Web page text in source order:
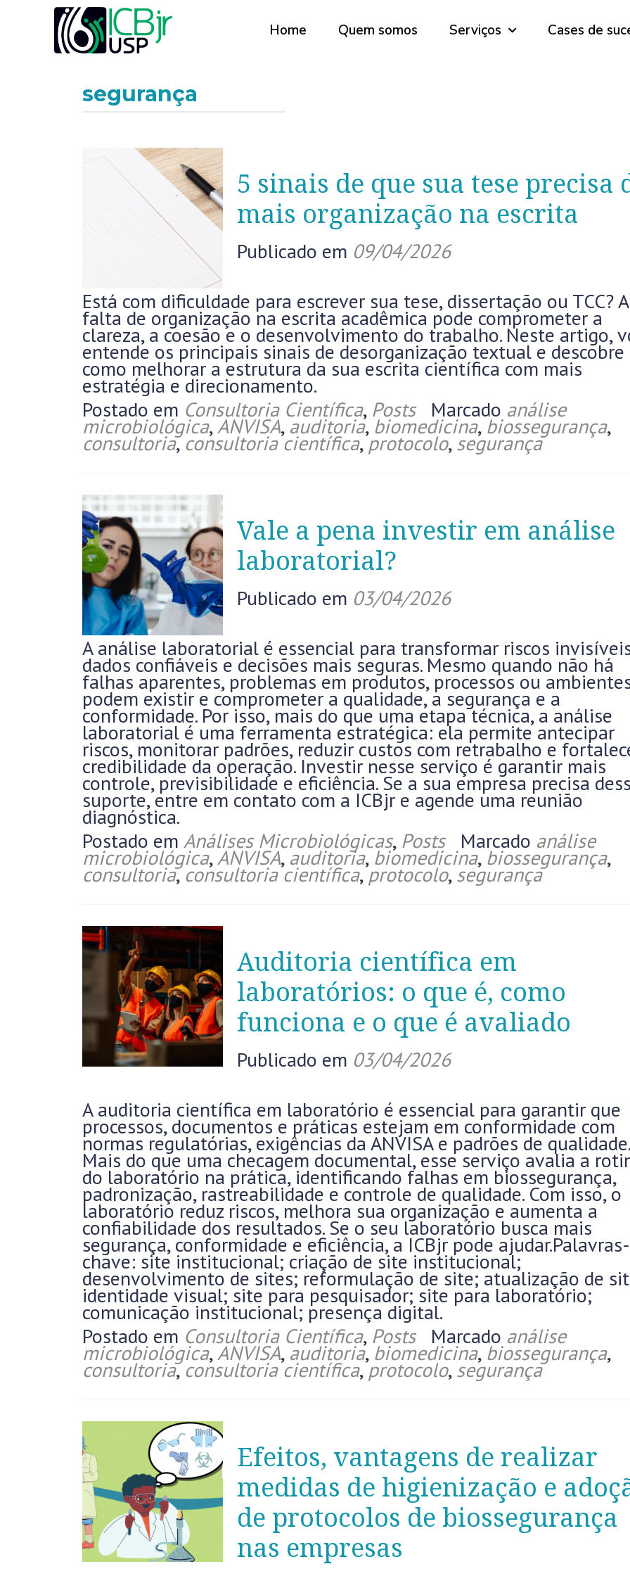
Home Quem somos Serviços Cases de
segurança
5 sinais de que sua tese precisa
mais organização na escrita
Publicado em 09/04/2026
Está com dificuldade para escrever sua tese, dissertação ou TCC? A
falta de organização na escrita acadêmica pode comprometer a
clareza, a coesão e o desenvolvimento do trabalho. Neste artigo,
entende os principais sinais de desorganização textual e descobre
como melhorar a estrutura da sua escrita científica com mais
estratégia e direcionamento.
Postado em Consultoria Científica, Posts Marcado análise
microbiológica,ANVISA,auditoria, biomedicina, biossegurança,
consultoria,consultoria científica,protocolo,segurança
Vale a pena investir em análise
laboratorial?
Publicado em 03/04/2026
A análise laboratorial é essencial para transformar riscos
dados confiáveis e decisões mais seguras. Mesmo quando não há
falhas aparentes, problemas em produtos, processos ou
podem existir e comprometer a qualidade, a segurança e a
conformidade. Por isso, mais do que uma etapa técnica, a análise
laboratorial é uma ferramenta estratégica: ela permite antecipar
riscos, monitorar padrões, reduzir custos com retrabalho e
credibilidade da operação. Investir nesse serviço é garantir mais
controle, previsibilidade e eficiência. Se a sua empresa precisa
suporte, entre em contato com a ICBjr e agende uma reunião
diagnóstica.
Postado em Análises Microbiológicas, Posts Marcado análise
microbiológica,ANVISA,auditoria,biomedicina, biossegurança,
consultoria,consultoria científica,protocolo,segurança
Auditoria científica em
laboratórios: o que é, como
funciona e o que é avaliado
Publicado em 03/04/2026
A auditoria científica em laboratório é essencial para garantir que
processos, documentos e práticas estejam em conformidade com
normas regulatórias, exigências da ANVISA e padrões de qualidade.
Mais do que uma checagem documental, esse serviço avalia a
do laboratório na prática, identificando falhas em biossegurança,
padronização, rastreabilidade e controle de qualidade. Com isso, o
laboratório reduz riscos, melhora sua organização e aumenta a
confiabilidade dos resultados. Se o seu laboratório busca mais
segurança, conformidade e eficiência, a ICBjr pode ajudar.Palavras-
chave: site institucional; criação de site institucional;
desenvolvimento de sites; reformulação de site; atualização de
identidade visual; site para pesquisador; site para laboratório;
comunicação institucional; presença digital.
Postado em Consultoria Científica, Posts Marcado análise
microbiológica,ANVISA,auditoria, biomedicina, biossegurança,
consultoria,consultoria científica,protocolo,segurança
Efeitos, vantagens de realizar
medidas de higienização e
de protocolos de biossegurança
nas empresas